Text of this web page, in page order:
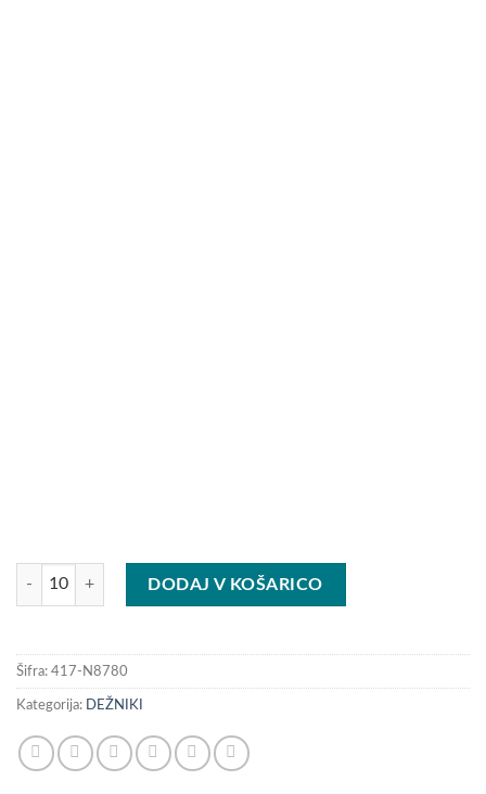
Dežnik količina
DODAJ V KOŠARICO
Šifra: 417-N8780
Kategorija: DEŽNIKI